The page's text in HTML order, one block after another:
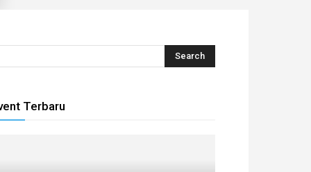
Terbaru